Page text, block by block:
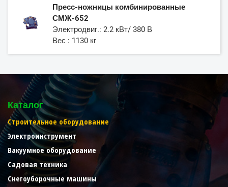
Пресс-ножницы комбинированные
СМЖ-652
Электродвиг.: 2.2 кВт/ 380 В
Вес : 1130 кг
Каталог
Строительное оборудование
Электроинструмент
Вакуумное оборудование
Садовая техника
Снегоуборочные машины